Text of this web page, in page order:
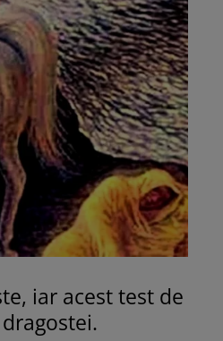
iar acest test de